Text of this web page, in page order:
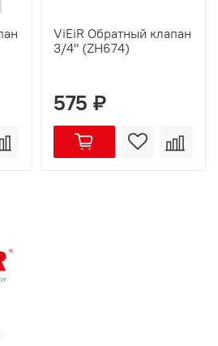
ViEiR Обратный клапан
3/4" (ZH674)
575 ₽